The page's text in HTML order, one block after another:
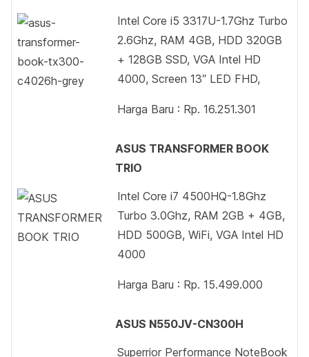
Intel Core i5 3317U-1.7Ghz Turbo
2.6Ghz, RAM 4GB, HDD 320GB
+ 128GB SSD, VGA Intel HD
4000, Screen 13″ LED FHD,
Harga Baru : Rp. 16.251.301
ASUS TRANSFORMER BOOK
TRIO
Intel Core i7 4500HQ-1.8Ghz
Turbo 3.0Ghz, RAM 2GB + 4GB,
HDD 500GB, WiFi, VGA Intel HD
4000
Harga Baru : Rp. 15.499.000
ASUS N550JV-CN300H
Superrior Performance NoteBook